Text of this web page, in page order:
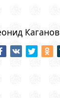
Каганов